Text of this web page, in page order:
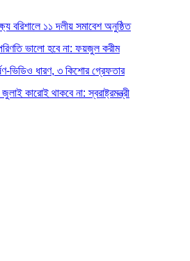
বরিশালে ১১ দলীয় সমাবেশ অনুষ্ঠিত
ভালো হবে না: ফয়জুল করীম
ভিডিও ধারণ, ৩ কিশোর গ্রেফতার
কারোই থাকবে না: স্বরাষ্ট্রমন্ত্রী